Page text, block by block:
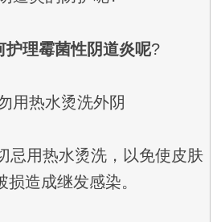
护理霉菌性阴道炎呢?
用热水烫洗外阴
用热水烫洗，以免使皮肤
损造成继发感染。